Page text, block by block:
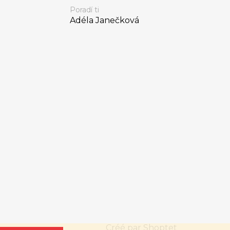
Poradí ti
Adéla Janečková
Créé par Shoptet